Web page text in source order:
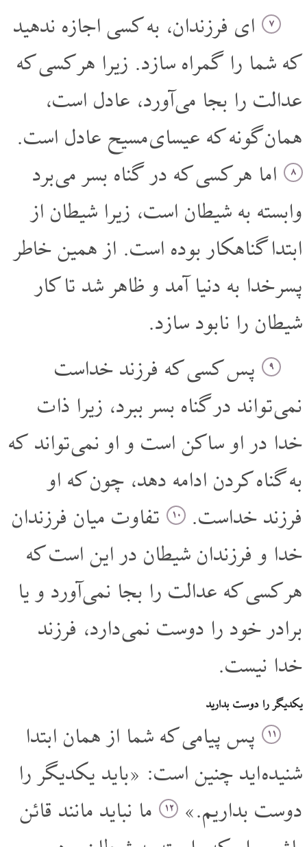
۷ ای فرزندان، به کسی اجازه ندهید
که شما را گمراه سازد. زیرا هر کسی که
عدالت را بجا می آورد، عادل است،
همان گونه که عیسای مسیح عادل است.
۸ اما هر کسی که در گناه بسر می برد
وابسته به شیطان است، زیرا شیطان از
ابتدا گناهکار بوده است. از همین خاطر
پسر خدا به دنیا آمد و ظاهر شد تا کار
شیطان را نابود سازد.
۹ پس کسی که فرزند خداست
نمی تواند در گناه بسر ببرد، زیرا ذات
خدا در او ساکن است و او نمی تواند که
به گناه کردن ادامه دهد، چون که او
فرزند خداست.
۱۰ تفاوت میان فرزندان
خدا و فرزندان شیطان در این است که
هر کسی که عدالت را بجا نمی آورد و یا
برادر خود را دوست نمی دارد، فرزند
خدا نیست.
یکدیگر را دوست بدارید
۱۱ پس پیامی که شما از همان ابتدا
شنیده اید چنین است: «باید یکدیگر را
دوست بداریم.»
۱۲ ما نباید مانند قائن